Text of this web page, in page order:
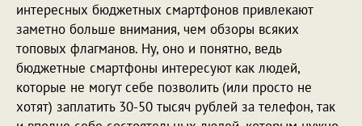
интересных бюджетных смартфонов привлекают
заметно больше внимания, чем обзоры всяких
топовых флагманов. Ну, оно и понятно, ведь
бюджетные смартфоны интересуют как людей,
которые не могут себе позволить (или просто не
хотят) заплатить 30-50 тысяч рублей за телефон, так